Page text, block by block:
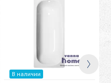
В наличии